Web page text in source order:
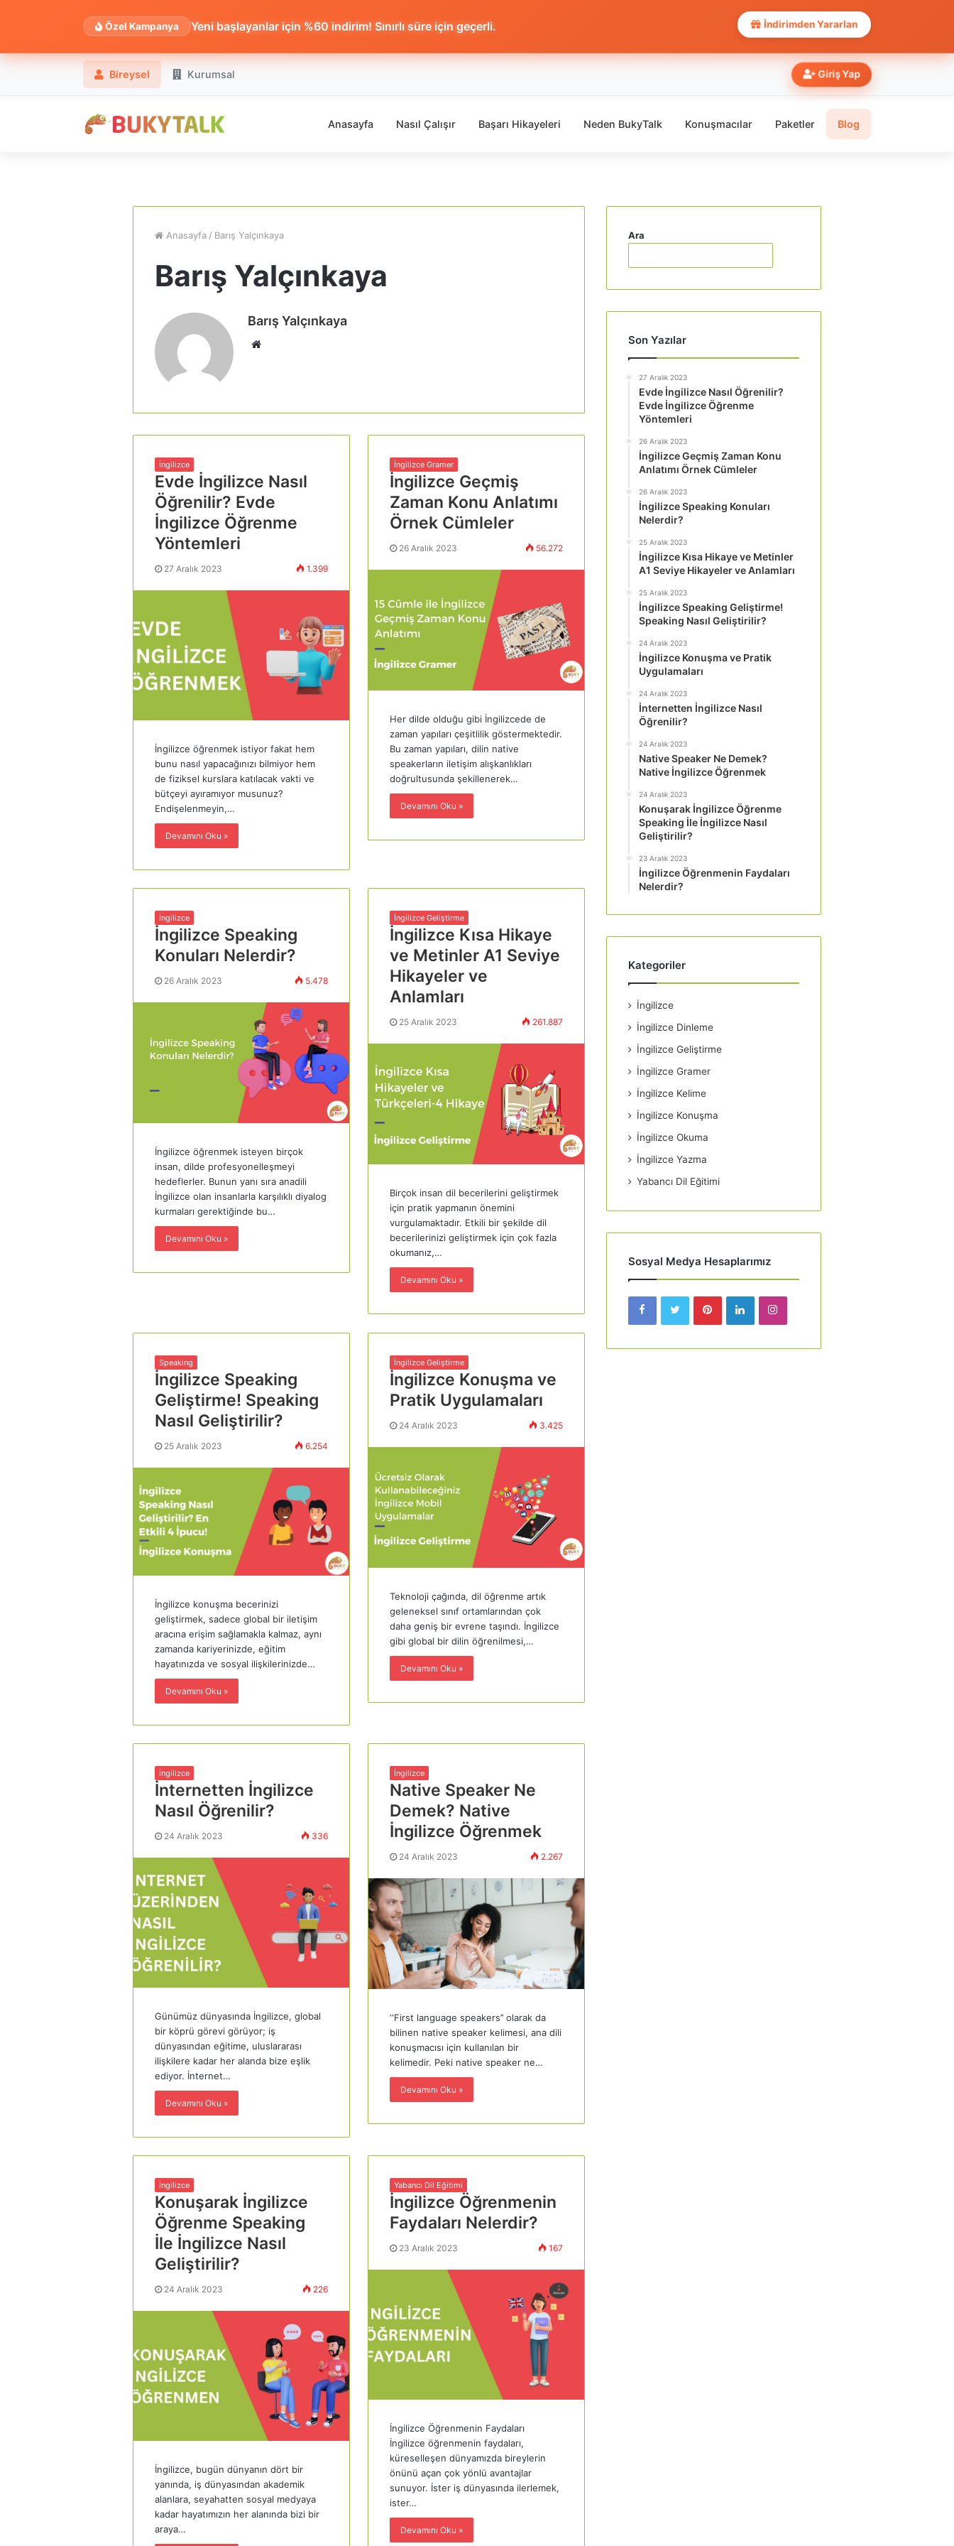
Özel Kampanya Yeni başlayanlar için %60 indirim! Sınırlı süre için geçerli. İndirimden Yararlan
Bireysel Kurumsal Giriş Yap
Anasayfa Nasıl Çalışır Başarı Hikayeleri Neden BukyTalk Konuşmacılar Paketler Blog
Anasayfa / Barış Yalçınkaya
Barış Yalçınkaya
Barış Yalçınkaya
İngilizce
Evde İngilizce Nasıl
Öğrenilir? Evde
İngilizce Öğrenme
Yöntemleri
27 Aralık 2023 1.399
İngilizce öğrenmek istiyor fakat hem
bunu nasıl yapacağınızı bilmiyor hem
de fiziksel kurslara katılacak vakti ve
bütçeyi ayıramıyor musunuz?
Endişelenmeyin,…
Devamını Oku »
İngilizce Gramer
İngilizce Geçmiş
Zaman Konu Anlatımı
Örnek Cümleler
26 Aralık 2023 56.272
Her dilde olduğu gibi İngilizcede de
zaman yapıları çeşitlilik göstermektedir.
Bu zaman yapıları, dilin native
speakerların iletişim alışkanlıkları
doğrultusunda şekillenerek…
Devamını Oku »
İngilizce
İngilizce Speaking
Konuları Nelerdir?
26 Aralık 2023 5.478
İngilizce öğrenmek isteyen birçok
insan, dilde profesyonelleşmeyi
hedeflerler. Bunun yanı sıra anadili
İngilizce olan insanlarla karşılıklı diyalog
kurmaları gerektiğinde bu…
Devamını Oku »
İngilizce Geliştirme
İngilizce Kısa Hikaye
ve Metinler A1 Seviye
Hikayeler ve
Anlamları
25 Aralık 2023 261.887
Birçok insan dil becerilerini geliştirmek
için pratik yapmanın önemini
vurgulamaktadır. Etkili bir şekilde dil
becerilerinizi geliştirmek için çok fazla
okumanız,…
Devamını Oku »
Speaking
İngilizce Speaking
Geliştirme! Speaking
Nasıl Geliştirilir?
25 Aralık 2023 6.254
İngilizce konuşma becerinizi
geliştirmek, sadece global bir iletişim
aracına erişim sağlamakla kalmaz, aynı
zamanda kariyerinizde, eğitim
hayatınızda ve sosyal ilişkilerinizde…
Devamını Oku »
İngilizce Geliştirme
İngilizce Konuşma ve
Pratik Uygulamaları
24 Aralık 2023 3.425
Teknoloji çağında, dil öğrenme artık
geleneksel sınıf ortamlarından çok
daha geniş bir evrene taşındı. İngilizce
gibi global bir dilin öğrenilmesi,…
Devamını Oku »
İngilizce
İnternetten İngilizce
Nasıl Öğrenilir?
24 Aralık 2023 336
Günümüz dünyasında İngilizce, global
bir köprü görevi görüyor; iş
dünyasından eğitime, uluslararası
ilişkilere kadar her alanda bize eşlik
ediyor. İnternet…
Devamını Oku »
İngilizce
Native Speaker Ne
Demek? Native
İngilizce Öğrenmek
24 Aralık 2023 2.267
‘‘First language speakers’’ olarak da
bilinen native speaker kelimesi, ana dili
konuşmacısı için kullanılan bir
kelimedir. Peki native speaker ne…
Devamını Oku »
İngilizce
Konuşarak İngilizce
Öğrenme Speaking
İle İngilizce Nasıl
Geliştirilir?
24 Aralık 2023 226
İngilizce, bugün dünyanın dört bir
yanında, iş dünyasından akademik
alanlara, seyahatten sosyal medyaya
kadar hayatımızın her alanında bizi bir
araya…
Yabancı Dil Eğitimi
İngilizce Öğrenmenin
Faydaları Nelerdir?
23 Aralık 2023 167
İngilizce Öğrenmenin Faydaları
İngilizce öğrenmenin faydaları,
küreselleşen dünyamızda bireylerin
önünü açan çok yönlü avantajlar
sunuyor. İster iş dünyasında ilerlemek,
ister…
Devamını Oku »
Ara
Son Yazılar
27 Aralık 2023
Evde İngilizce Nasıl Öğrenilir?
Evde İngilizce Öğrenme
Yöntemleri
26 Aralık 2023
İngilizce Geçmiş Zaman Konu
Anlatımı Örnek Cümleler
26 Aralık 2023
İngilizce Speaking Konuları
Nelerdir?
25 Aralık 2023
İngilizce Kısa Hikaye ve Metinler
A1 Seviye Hikayeler ve Anlamları
25 Aralık 2023
İngilizce Speaking Geliştirme!
Speaking Nasıl Geliştirilir?
24 Aralık 2023
İngilizce Konuşma ve Pratik
Uygulamaları
24 Aralık 2023
İnternetten İngilizce Nasıl
Öğrenilir?
24 Aralık 2023
Native Speaker Ne Demek?
Native İngilizce Öğrenmek
24 Aralık 2023
Konuşarak İngilizce Öğrenme
Speaking İle İngilizce Nasıl
Geliştirilir?
23 Aralık 2023
İngilizce Öğrenmenin Faydaları
Nelerdir?
Kategoriler
İngilizce
İngilizce Dinleme
İngilizce Geliştirme
İngilizce Gramer
İngilizce Kelime
İngilizce Konuşma
İngilizce Okuma
İngilizce Yazma
Yabancı Dil Eğitimi
Sosyal Medya Hesaplarımız